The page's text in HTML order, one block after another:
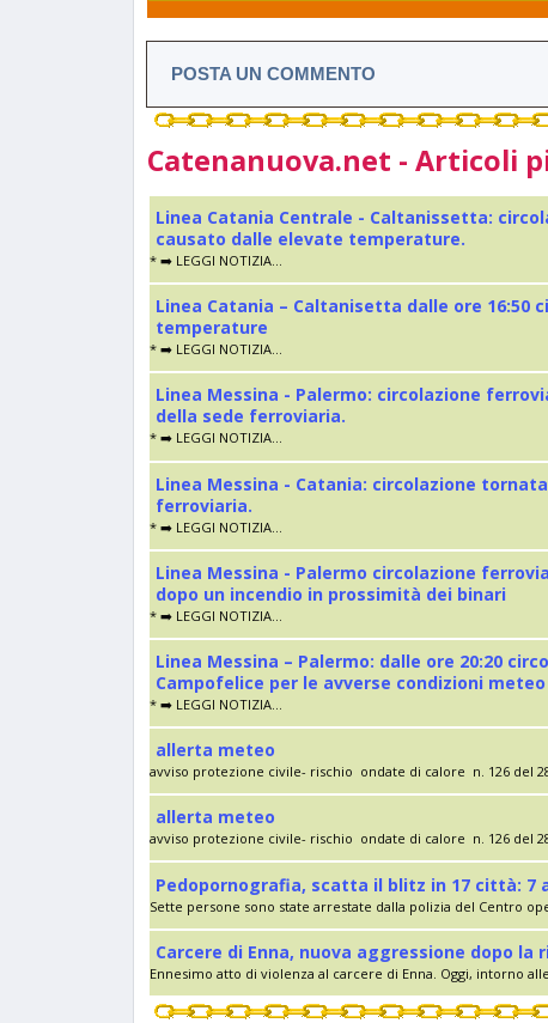
POSTA UN COMMENTO
Catenanuova.net - Articoli
Linea Catania Centrale - Caltanissetta:
causato dalle elevate temperature.
* ➡️ LEGGI NOTIZIA...
Linea Catania – Caltanisetta dalle ore
temperature
* ➡️ LEGGI NOTIZIA...
Linea Messina - Palermo: circolazione
della sede ferroviaria.
* ➡️ LEGGI NOTIZIA...
Linea Messina - Catania: circolazione
ferroviaria.
* ➡️ LEGGI NOTIZIA...
Linea Messina - Palermo circolazione
dopo un incendio in prossimità dei binari
* ➡️ LEGGI NOTIZIA...
Linea Messina – Palermo: dalle ore 20:20
Campofelice per le avverse condizioni meteo
* ➡️ LEGGI NOTIZIA...
allerta meteo
avviso protezione civile- rischio ondate di calore n. 126 del
allerta meteo
avviso protezione civile- rischio ondate di calore n. 126 del
Pedopornografia, scatta il blitz in 17 città: 7
Sette persone sono state arrestate dalla polizia del Centro
Carcere di Enna, nuova aggressione dopo
Ennesimo atto di violenza al carcere di Enna. Oggi, intorno